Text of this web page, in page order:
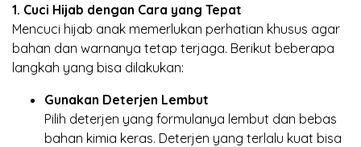
1. Cuci Hijab dengan Cara yang Tepat
Mencuci hijab anak memerlukan perhatian khusus agar
bahan dan warnanya tetap terjaga. Berikut beberapa
langkah yang bisa dilakukan:
Gunakan Deterjen Lembut
Pilih deterjen yang formulanya lembut dan bebas
bahan kimia keras. Deterjen yang terlalu kuat bisa